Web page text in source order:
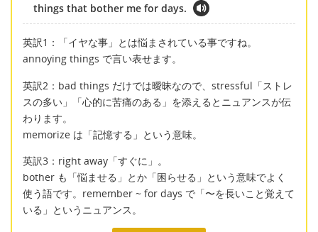
things that bother me for days.
英訳1：「イヤな事」とは悩まされている事ですね。
annoying things で言い表せます。
英訳2：bad things だけでは曖昧なので、stressful「ストレ
スの多い」「心的に苦痛のある」を添えるとニュアンスが伝
わります。
memorize は「記憶する」という意味。
英訳3：right away「すぐに」。
bother も「悩ませる」とか「困らせる」という意味でよく
使う語です。remember ~ for days で「〜を長いこと覚えて
いる」というニュアンス。